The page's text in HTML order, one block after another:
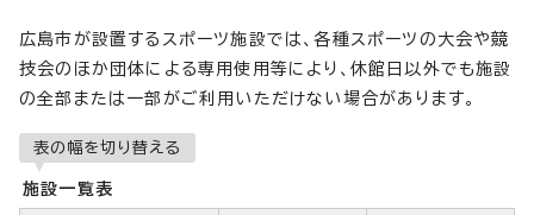
広島市が設置するスポーツ施設では、各種スポーツの大会や競
技会のほか団体による専用使用等により、休館日以外でも施設
の全部または一部がご利用いただけない場合があります。
表の幅を切り替える
施設一覧表